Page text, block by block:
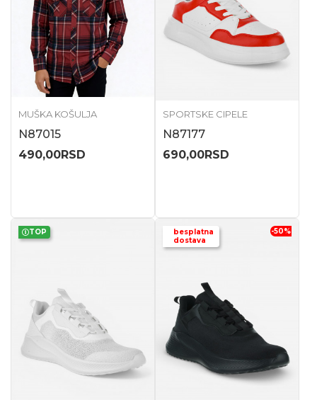
MUŠKA KOŠULJA
N87015
490,00RSD
SPORTSKE CIPELE
N87177
690,00RSD
TOP
besplatna
dostava
-50%